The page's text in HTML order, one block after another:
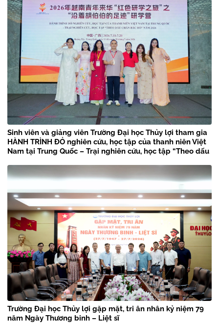
Sinh viên và giảng viên Trường Đại học Thủy lợi tham gia
HÀNH TRÌNH ĐỎ nghiên cứu, học tập của thanh niên Việt
Nam tại Trung Quốc – Trại nghiên cứu, học tập “Theo dấu
Trường Đại học Thủy lợi gặp mặt, tri ân nhân kỷ niệm 79
năm Ngày Thương binh – Liệt sĩ